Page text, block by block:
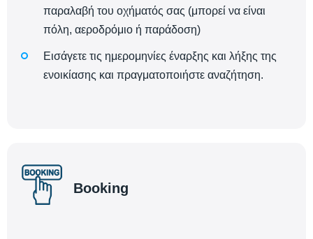
παραλαβή του οχήματός σας (μπορεί να είναι
πόλη, αεροδρόμιο ή παράδοση)
Εισάγετε τις ημερομηνίες έναρξης και λήξης της
ενοικίασης και πραγματοποιήστε αναζήτηση.
Booking